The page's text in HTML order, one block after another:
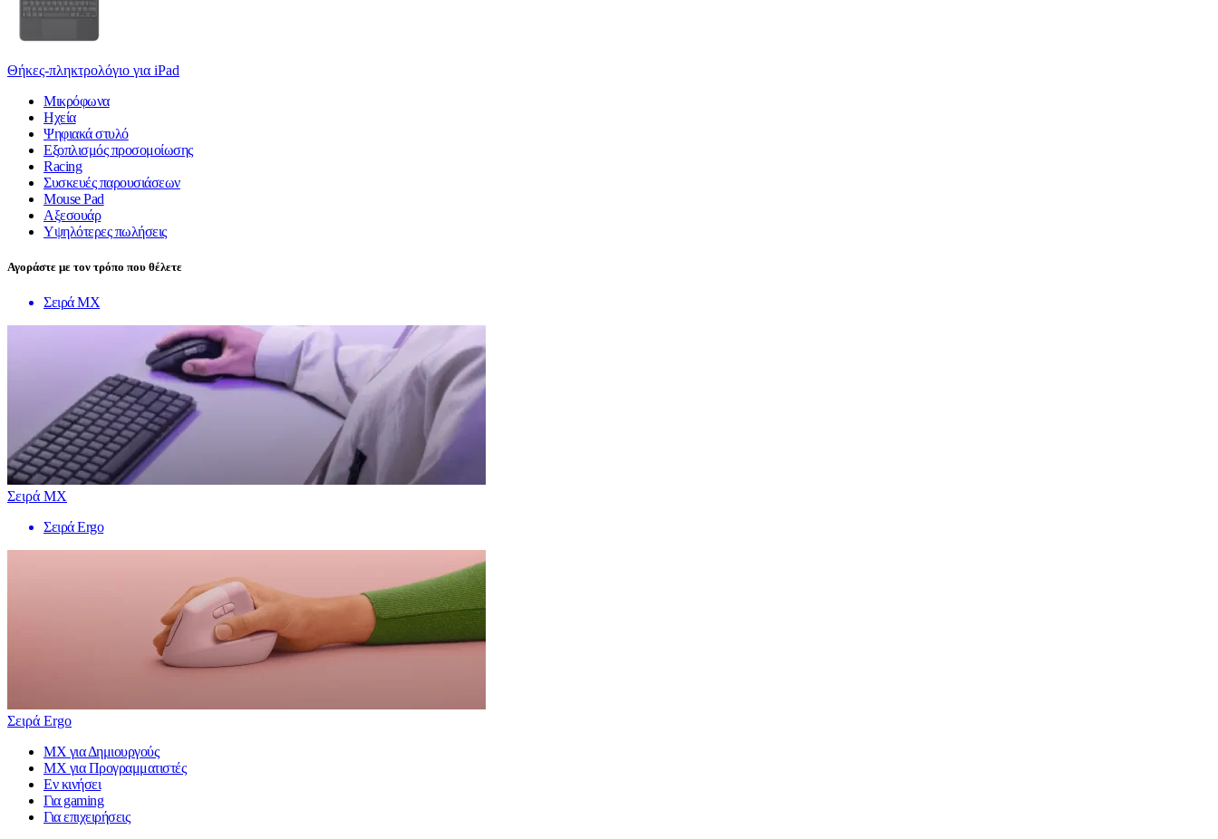
Θήκες-πληκτρολόγιο για iPad
Μικρόφωνα
Ηχεία
Ψηφιακά στυλό
Εξοπλισμός προσομοίωσης
Racing
Συσκευές παρουσιάσεων
Mouse Pad
Αξεσουάρ
Υψηλότερες πωλήσεις
Αγοράστε με τον τρόπο που θέλετε
Σειρά MX
Σειρά MX
Σειρά Ergo
Σειρά Ergo
MX για Δημιουργούς
MX για Προγραμματιστές
Εν κινήσει
Για gaming
Για επιχειρήσεις